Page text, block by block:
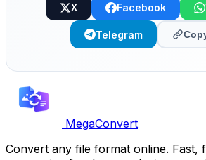
X Facebook
Telegram
MegaConvert
Convert any file format online. Fast,